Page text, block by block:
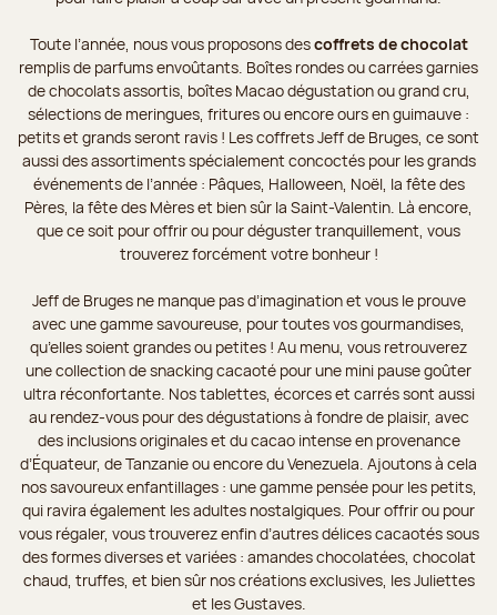
Toute l’année, nous vous proposons descoffrets de chocolat
remplis de parfums envoûtants. Boîtes rondes ou carrées garnies
de chocolats assortis, boîtes Macao dégustation ou grand cru,
sélections de meringues, fritures ou encore ours en guimauve :
petits et grands seront ravis ! Les coffrets Jeff de Bruges, ce sont
aussi des assortiments spécialement concoctés pour les grands
événements de l’année : Pâques, Halloween, Noël, la fête des
Pères, la fête des Mères et bien sûr la Saint-Valentin. Là encore,
que ce soit pour offrir ou pour déguster tranquillement, vous
trouverez forcément votre bonheur !
Jeff de Bruges ne manque pas d’imagination et vous le prouve
avec une gamme savoureuse, pour toutes vos gourmandises,
qu’elles soient grandes ou petites ! Au menu, vous retrouverez
une collection de snacking cacaoté pour une mini pause goûter
ultra réconfortante. Nos tablettes, écorces et carrés sont aussi
au rendez-vous pour des dégustations à fondre de plaisir, avec
des inclusions originales et du cacao intense en provenance
d’Équateur, de Tanzanie ou encore du Venezuela. Ajoutons à cela
nos savoureux enfantillages : une gamme pensée pour les petits,
qui ravira également les adultes nostalgiques. Pour offrir ou pour
vous régaler, vous trouverez enfin d’autres délices cacaotés sous
des formes diverses et variées : amandes chocolatées, chocolat
chaud, truffes, et bien sûr nos créations exclusives, les Juliettes
et les Gustaves.